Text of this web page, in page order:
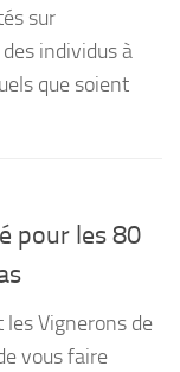
sur
individus à
que soient
pour les 80
Vignerons de
vous faire